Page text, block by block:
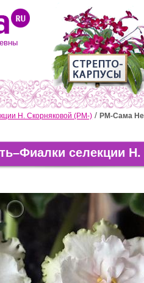
Н. Скорняковой (РМ-) РМ-Сама
селекции